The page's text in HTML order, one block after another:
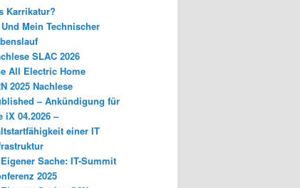
Karrikatur?
Mein Technischer
SLAC 2026
All Electric Home
2025 Nachlese
– Ankündigung für
iX 04.2026 –
einer IT
Sache: IT-Summit
2025